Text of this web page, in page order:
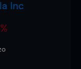
Inc